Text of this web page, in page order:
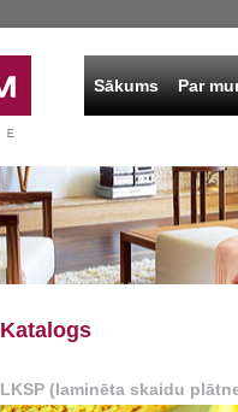
Sākums Par
Katalogs
LKSP (laminēta skaidu